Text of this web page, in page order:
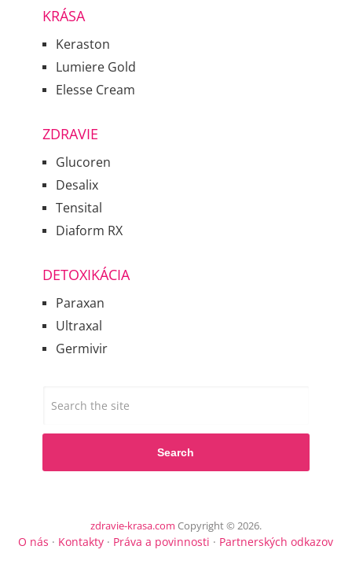
KRÁSA
Keraston
Lumiere Gold
Elesse Cream
ZDRAVIE
Glucoren
Desalix
Tensital
Diaform RX
DETOXIKÁCIA
Paraxan
Ultraxal
Germivir
Search
zdravie-krasa.com Copyright © 2026.
O nás · Kontakty · Práva a povinnosti · Partnerských odkazov